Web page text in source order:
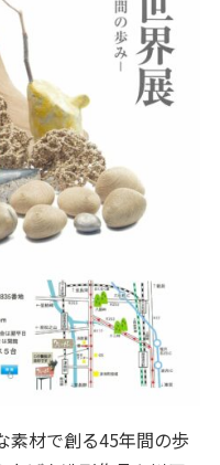
素材で創る45年間の歩